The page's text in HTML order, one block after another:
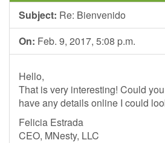
Subject: Re: Bienvenido
On: Feb. 9, 2017, 5:08 p.m.
Hello,
That is very interesting! Could
have any details online I could
Felicia Estrada
CEO, MNesty, LLC